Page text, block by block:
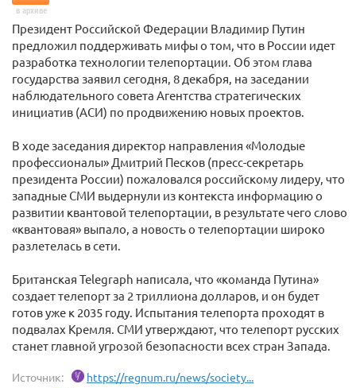
в архиве
Президент Российской Федерации Владимир Путин
предложил поддерживать мифы о том, что в России идет
разработка технологии телепортации. Об этом глава
государства заявил сегодня, 8 декабря, на заседании
наблюдательного совета Агентства стратегических
инициатив (АСИ) по продвижению новых проектов.
В ходе заседания директор направления «Молодые
профессионалы» Дмитрий Песков (пресс-секретарь
президента России) пожаловался российскому лидеру, что
западные СМИ выдернули из контекста информацию о
развитии квантовой телепортации, в результате чего слово
«квантовая» выпало, а новость о телепортации широко
разлетелась в сети.
Британская Telegraph написала, что «команда Путина»
создает телепорт за 2 триллиона долларов, и он будет
готов уже к 2035 году. Испытания телепорта проходят в
подвалах Кремля. СМИ утверждают, что телепорт русских
станет главной угрозой безопасности всех стран Запада.
Источник: https://regnum.ru/news/society...